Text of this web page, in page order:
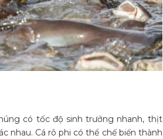
có tốc độ sinh trưởng nhanh, thịt
nhau. Cá rô phi có thể chế biến thành